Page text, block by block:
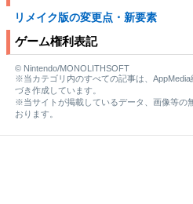
リメイク版の変更点・新要素
ゲーム権利表記
© Nintendo/MONOLITHSOFT
※当カテゴリ内のすべての記事は、
づき作成しています。
※当サイトが掲載しているデータ、画像等の
おります。